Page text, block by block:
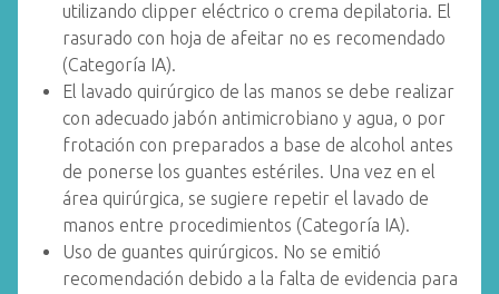
utilizando clipper eléctrico o crema depilatoria. El
rasurado con hoja de afeitar no es recomendado
(Categoría IA).
El lavado quirúrgico de las manos se debe realizar
con adecuado jabón antimicrobiano y agua, o por
frotación con preparados a base de alcohol antes
de ponerse los guantes estériles. Una vez en el
área quirúrgica, se sugiere repetir el lavado de
manos entre procedimientos (Categoría IA).
Uso de guantes quirúrgicos. No se emitió
recomendación debido a la falta de evidencia para